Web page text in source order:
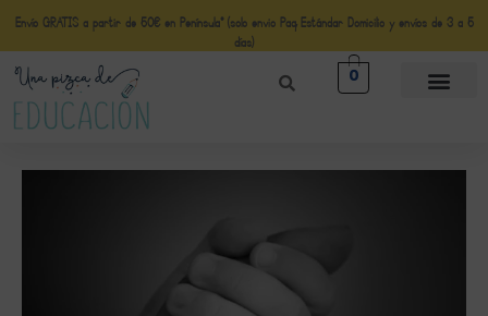
Envío GRATIS a partir de 50€ en Península* (solo envio Paq Estándar Domicilio y envíos de 3 a 5
días)
0